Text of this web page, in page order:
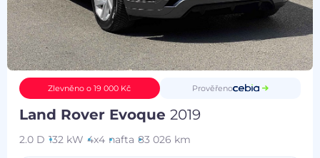
Zlevněno o 19 000 Kč Prověřeno
Land Rover Evoque2019
2.0 D 132 kW 4x4 nafta 83 026 km